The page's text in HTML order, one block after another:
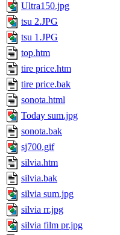
Ultra150.jpg
tsu 2.JPG
tsu 1.JPG
top.htm
tire price.htm
tire price.bak
sonota.html
Today sum.jpg
sonota.bak
sj700.gif
silvia.htm
silvia.bak
silvia sum.jpg
silvia rr.jpg
silvia film pr.jpg